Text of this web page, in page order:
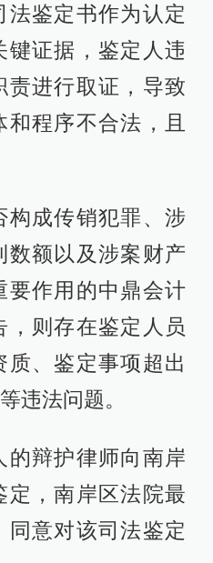
鉴定书作为认定
证据，鉴定人违
责进行取证，导致
程序不合法，且
构成传销犯罪、涉
数额以及涉案财产
要作用的中鼎会计
则存在鉴定人员
、鉴定事项超出
违法问题。
的辩护律师向南岸
定，南岸区法院最
意对该司法鉴定